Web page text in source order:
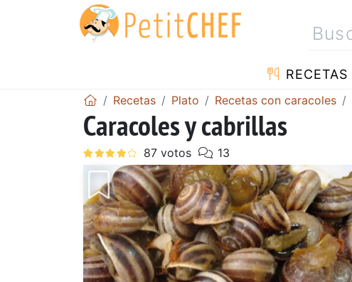
RECETAS
Recetas Plato Recetas con caracoles
Caracoles y cabrillas